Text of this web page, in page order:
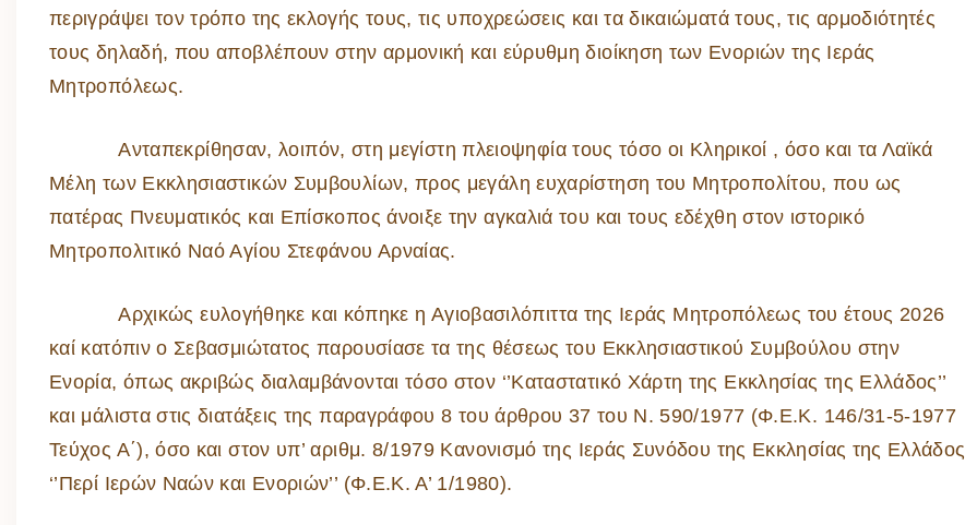
περιγράψει τον τρόπο της εκλογής τους, τις υποχρεώσεις και τα δικαιώματά τους, τις αρμοδιότητές
τους δηλαδή, που αποβλέπουν στην αρμονική και εύρυθμη διοίκηση των Ενοριών της Ιεράς
Μητροπόλεως.
Ανταπεκρίθησαν, λοιπόν, στη μεγίστη πλειοψηφία τους τόσο οι Κληρικοί , όσο και τα Λαϊκά
Μέλη των Εκκλησιαστικών Συμβουλίων, προς μεγάλη ευχαρίστηση του Μητροπολίτου, που ως
πατέρας Πνευματικός και Επίσκοπος άνοιξε την αγκαλιά του και τους εδέχθη στον ιστορικό
Μητροπολιτικό Ναό Αγίου Στεφάνου Αρναίας.
Αρχικώς ευλογήθηκε και κόπηκε η Αγιοβασιλόπιττα της Ιεράς Μητροπόλεως του έτους 2026
καί κατόπιν ο Σεβασμιώτατος παρουσίασε τα της θέσεως του Εκκλησιαστικού Συμβούλου στην
Ενορία, όπως ακριβώς διαλαμβάνονται τόσο στον ‘’Καταστατικό Χάρτη της Εκκλησίας της Ελλάδος’’
και μάλιστα στις διατάξεις της παραγράφου 8 του άρθρου 37 του Ν. 590/1977 (Φ.Ε.Κ. 146/31-5-1977
Τεύχος Α΄), όσο και στον υπ’ αριθμ. 8/1979 Κανονισμό της Ιεράς Συνόδου της Εκκλησίας της Ελλάδος
‘’Περί Ιερών Ναών και Ενοριών’’ (Φ.Ε.Κ. Α’ 1/1980).